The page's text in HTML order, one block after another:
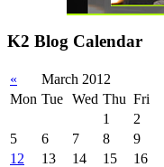
K2 Blog Calendar
« March 2012
Mon Tue Wed Thu Fri
1
2
5
6 7 8 9
12
13 14 15 16